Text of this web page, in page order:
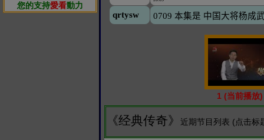
您的支持愛看動力
1 (当前播放)
《经典传奇》 近期节目列表 (点击标